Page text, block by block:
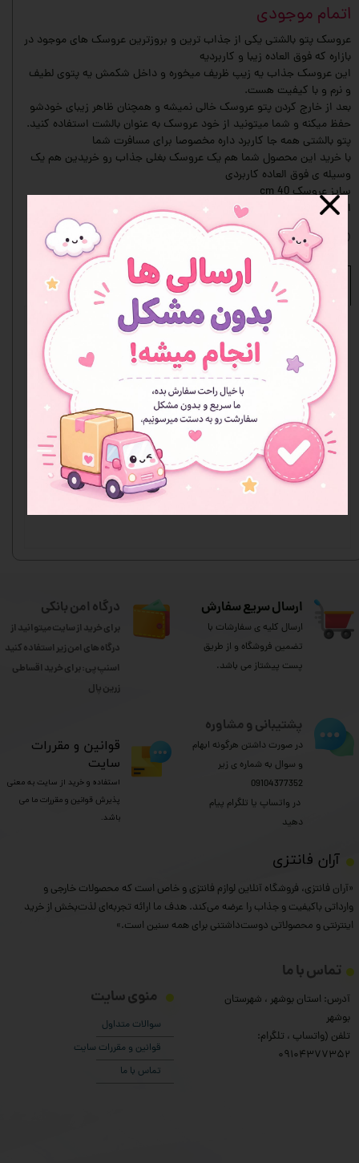
اتمام موجودی
عروسک پتو بالشتی یکی از جذاب ترین و بروزترین عروسک های موجود در
بازاره که فوق العاده زیبا و کاربردیه
این عروسک جذاب‌ یه زیپ ظریف‌ میخوره و داخل شکمش یه پتوی لطیف
و نرم و با کیفیت هست.
بعد از خارج کردن پتو عروسک خالی نمیشه و همچنان ظاهر زیبای خودشو
حفظ میکنه و شما میتونید از خود عروسک به عنوان بالشت استفاده کنید.
پتو بالشتی همه جا کاربرد داره مخصوصا برای مسافرت شما
با خرید این محصول شما هم یک عروسک بغلی جذاب رو خریدین هم یک
وسیله ی فوق العاده کاربردی
سایز عروسک 40 cm
ابعاد پتو 110cm ×170cm
افزودن به علاقه مندی ها
نظرات
هنوز نظری ثبت نشده
اولین نفری باشید که نظر می‌دهید
ثبت نظر
ارسال سریع سفارش
ارسال کلیه ی سفارشات با
تضمین فروشگاه و از طریق
پست پیشتاز می باشد.
​آران فانتزی
«آران فانتزی، فروشگاه آنلاین لوازم فانتزی و خاص است که محصولات خارجی و
وارداتی باکیفیت و جذاب را عرضه می‌کند. هدف ما ارائه تجربه‌ای لذت‌بخش از خرید
اینترنتی و محصولاتی دوست‌داشتنی برای همه سنین است.»
منوی سایت
سوالات متداول
قوانین و مقررات سایت
تماس با ما
تماس با ما
آدرس: استان بوشهر ، شهرستان
بوشهر
تلفن (واتساپ ، تلگرام:
۰9104377352
درگاه امن بانکی
برای خرید از سایت میتوانید از
درگاه های امن زیر استفاده کنید
اسنپ پی: برای خرید اقساطی
​​​​​​​زرین پال
پشتیبانی و مشاوره
در صورت داشتن هرگونه ابهام
و سوال به شماره ی زیر
09104377352
​​​​​​​ در واتساپ یا تلگرام پیام
دهید
​قوانین و مقررات
سایت
استفاده و خرید از سایت به معنی
پذیرش قوانین و مقررات ما می
باشد.